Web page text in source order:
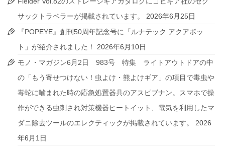
サックトラベラーが掲載されています。
2026年6月25日
『POPEYE』創刊50周年記念号に「ルナテック アクアボッ
ト」が紹介されました！
2026年6月10日
モノ・マガジン6月2日 983号 特集 ライトアウトドアの中
の「もう寄せつけない！虫よけ・熊よけギア」の項目で毒虫や
毒蛇に噛まれた時の応急処置器具のアスピブナン。スマホで操
作ができる虫刺され対策機器ヒートイット、電気を利用したマ
ダニ除去ツールのエレクティックが掲載されています。
2026
年6月1日